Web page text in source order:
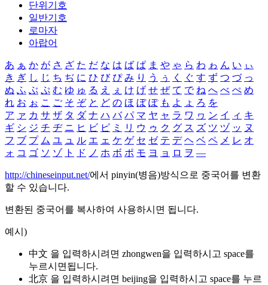
단위기호
일반기호
로마자
아랍어
あ ぁ か が さ ざ た だ な は ば ぱ ま や ゃ ら わ ゎ ん い ぃ
き ぎ し じ ち ぢ に ひ び ぴ み り う ぅ く ぐ す ず つ づ っ
ぬ ふ ぶ ぷ む ゆ ゅ る え ぇ け げ せ ぜ て で ね へ べ ぺ め
れ お ぉ こ ご そ ぞ と ど の ほ ぼ ぽ も よ ょ ろ を
ア ァ カ サ ザ タ ダ ナ ハ バ パ マ ヤ ャ ラ ワ ヮ ン イ ィ キ
ギ シ ジ チ ヂ ニ ヒ ビ ピ ミ リ ウ ゥ ク グ ス ズ ツ ヅ ッ ヌ
フ ブ プ ム ユ ュ ル エ ェ ケ ゲ セ ゼ テ デ ヘ ベ ペ メ レ オ
ォ コ ゴ ソ ゾ ト ド ノ ホ ボ ポ モ ヨ ョ ロ ヲ ―
http://chineseinput.net/에서 pinyin(병음)방식으로 중국어를 변환
할 수 있습니다.
변환된 중국어를 복사하여 사용하시면 됩니다.
예시)
中文 을 입력하시려면 zhongwen을 입력하시고 space를
누르시면됩니다.
北京 을 입력하시려면 beijing을 입력하시고 space를 누르